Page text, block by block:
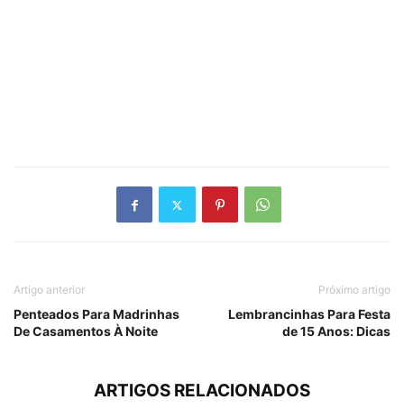
Artigo anterior
Penteados Para Madrinhas
De Casamentos À Noite
Próximo artigo
Lembrancinhas Para Festa
de 15 Anos: Dicas
ARTIGOS RELACIONADOS